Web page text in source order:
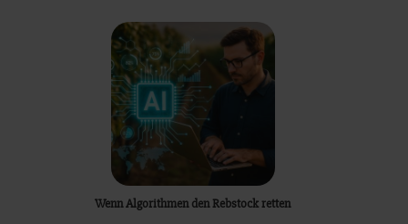
Wenn Algorithmen den Rebstock retten